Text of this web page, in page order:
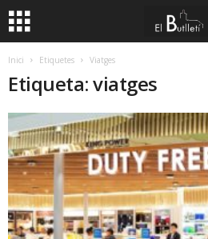
Inici Etiquetes Viatges
Etiqueta: viatges